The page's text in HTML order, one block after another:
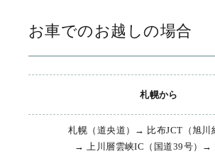
お車でのお越しの場合
札幌から
札幌（道央道）→ 比布JCT（旭川
→ 上川層雲峡IC（国道39号）→